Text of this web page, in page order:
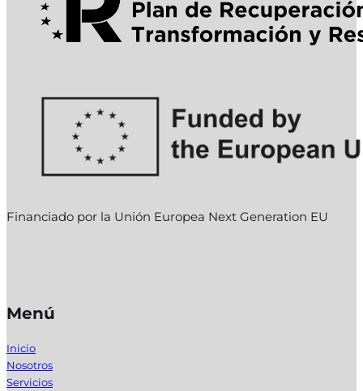
Financiado por la Unión Europea Next Generation EU
Menú
Inicio
Nosotros
Servicios